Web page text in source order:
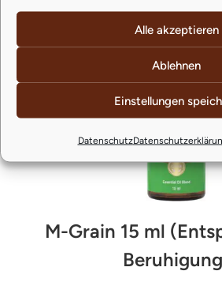
Alle akzeptieren
Ablehnen
Einstellungen
Datenschutz
Ähnliche
M-Grain 15 ml